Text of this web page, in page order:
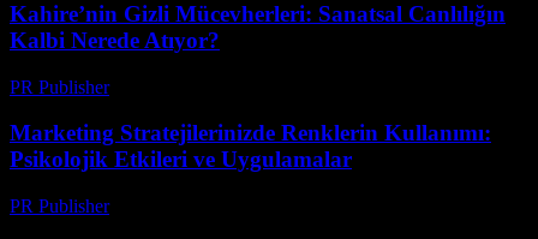
Kahire’nin Gizli Mücevherleri: Sanatsal Canlılığın
Kalbi Nerede Atıyor?
PR Publisher-
Marketing Stratejilerinizde Renklerin Kullanımı:
Psikolojik Etkileri ve Uygulamalar
PR Publisher-